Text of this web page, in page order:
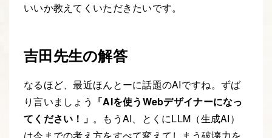
いいか教えてくいただきたいです。
吉田先生の解答
なるほど、最近ほんとーに話題のAIですね。ずば
り言いましょう 「AIを使うWebデザイナーになっ
てください！」 。もうAI、とくにLLM（生成AI）